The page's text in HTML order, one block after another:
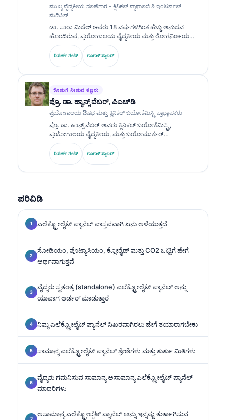
ಮುಖ್ಯ ವೈದ್ಯಕೀಯ ಸಲಹೆಗಾರ - ಕ್ಲಿನಿಕಲ್ ಪ್ಯಾಥಾಲಜಿ & ಇಂಟರ್ನಲ್
ಮೆಡಿಸಿನ್
ಡಾ. ಸಾರಾ ಮಿಚೆಲ್ ಅವರು 18 ವರ್ಷಗಳಿಗಿಂತ ಹೆಚ್ಚು ಅನುಭವ
ಹೊಂದಿರುವ, ಪ್ರಯೋಗಾಲಯ ವೈದ್ಯಕೀಯ ಮತ್ತು ರೋಗನಿರ್ಣಯ
ವಿಶ್ಲೇಷಣೆಯಲ್ಲಿ ಪರಿಣತಿ ಹೊಂದಿರುವ, ಬೋರ್ಡ್-ಪ್ರಮಾಣಿತ ಕ್ಲಿನಿಕಲ್
ಪಥಾಲಜಿಸ್ಟ್. ಅವರು ಕ್ಲಿನಿಕಲ್ ಕೆಮಿಸ್ಟ್ರಿಯಲ್ಲಿ ವಿಶೇಷ
ಪ್ರಮಾಣಪತ್ರಗಳನ್ನು ಹೊಂದಿದ್ದು, ಕ್ಲಿನಿಕಲ್ ಅಭ್ಯಾಸದಲ್ಲಿ
ರಿಸರ್ಚ್ ಗೇಟ್ ಗೂಗಲ್ ಸ್ಕಾಲರ್
ಕೊಡುಗೆ ನೀಡುವ ತಜ್ಞರು
ಪ್ರೊ. ಡಾ. ಹ್ಯಾನ್ಸ್ ವೆಬರ್, ಪಿಎಚ್‌ಡಿ
ಪ್ರಯೋಗಾಲಯ ಔಷಧ ಮತ್ತು ಕ್ಲಿನಿಕಲ್ ಬಯೋಕೆಮಿಸ್ಟ್ರಿ ಪ್ರಾಧ್ಯಾಪಕರು
ಪ್ರೊ. ಡಾ. ಹಾನ್ಸ್ ವೆಬರ್ ಅವರು ಕ್ಲಿನಿಕಲ್ ಬಯೋಕೆಮಿಸ್ಟ್ರಿ,
ಪ್ರಯೋಗಾಲಯ ವೈದ್ಯಕೀಯ, ಮತ್ತು ಬಯೋಮಾರ್ಕರ್
ಸಂಶೋಧನೆಯಲ್ಲಿ 30+ ವರ್ಷಗಳ ಪರಿಣತಿಯನ್ನು ಹೊಂದಿದ್ದಾರೆ.
ಜರ್ಮನ್ ಸೊಸೈಟಿ ಫಾರ್ ಕ್ಲಿನಿಕಲ್ ಕೆಮಿಸ್ಟ್ರಿಯ ಮಾಜಿ ಅಧ್ಯಕ್ಷರಾಗಿದ್ದ
ಅವರು, ಡಯಾಗ್ನೋಸ್ಟಿಕ್ ಪ್ಯಾನೆಲ್ ವಿಶ್ಲೇಷಣೆ, ಬಯೋಮಾರ್ಕರ್
ರಿಸರ್ಚ್ ಗೇಟ್ ಗೂಗಲ್ ಸ್ಕಾಲರ್
ಪರಿವಿಡಿ
ಎಲೆಕ್ಟ್ರೋಲೈಟ್ ಪ್ಯಾನೆಲ್ ವಾಸ್ತವವಾಗಿ ಏನು ಅಳೆಯುತ್ತದೆ
ಸೋಡಿಯಂ, ಪೊಟ್ಯಾಸಿಯಂ, ಕ್ಲೋರೈಡ್ ಮತ್ತು CO2 ಒಟ್ಟಿಗೆ ಹೇಗೆ
ಅರ್ಥವಾಗುತ್ತವೆ
ವೈದ್ಯರು ಸ್ವತಂತ್ರ (standalone) ಎಲೆಕ್ಟ್ರೋಲೈಟ್ ಪ್ಯಾನೆಲ್ ಅನ್ನು
ಯಾವಾಗ ಆರ್ಡರ್ ಮಾಡುತ್ತಾರೆ
ನಿಮ್ಮ ಎಲೆಕ್ಟ್ರೋಲೈಟ್ ಪ್ಯಾನೆಲ್ ನಿಖರವಾಗಿರಲು ಹೇಗೆ ತಯಾರಾಗಬೇಕು
ಸಾಮಾನ್ಯ ಎಲೆಕ್ಟ್ರೋಲೈಟ್ ಪ್ಯಾನೆಲ್ ಶ್ರೇಣಿಗಳು ಮತ್ತು ತುರ್ತು ಮಿತಿಗಳು
ವೈದ್ಯರು ಗಮನಿಸುವ ಸಾಮಾನ್ಯ ಅಸಾಮಾನ್ಯ ಎಲೆಕ್ಟ್ರೋಲೈಟ್ ಪ್ಯಾನೆಲ್
ಮಾದರಿಗಳು
ಅಸಾಮಾನ್ಯ ಎಲೆಕ್ಟ್ರೋಲೈಟ್ ಪ್ಯಾನೆಲ್ ಅನ್ನು ಇನ್ನಷ್ಟು ತುರ್ತಾಗಿಸುವ